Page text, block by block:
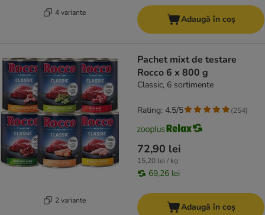
4 variante
Adaugă în coș
2 variante
Pachet mixt de testare
Rocco 6 x 800 g
Classic, 6 sortimente
72,90 lei
15,20 lei / kg
69,26 lei
Rating: 4.5/5 (254)
Adaugă în coș